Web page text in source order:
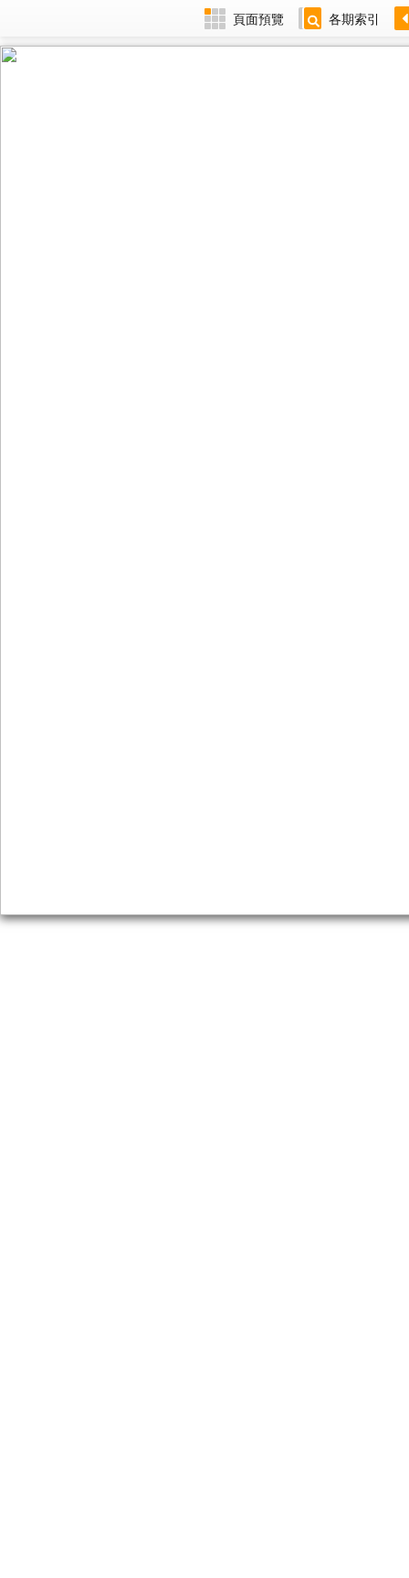
頁面預覽 各期索引